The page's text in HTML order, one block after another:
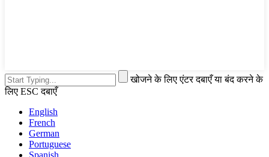
खोजने के लिए एंटर दबाएँ या बंद करने के
लिए ESC दबाएँ
English
French
German
Portuguese